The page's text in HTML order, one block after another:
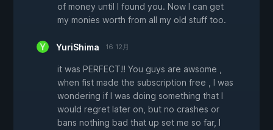
of money until I found you. Now I can get
my monies worth from all my old stuff too.
YuriShima 16 12月
it was PERFECT!! You guys are awsome ,
when fist made the subscription free , I was
wondering if I was doing something that I
would regret later on, but no crashes or
bans nothing bad that up set me so far, I